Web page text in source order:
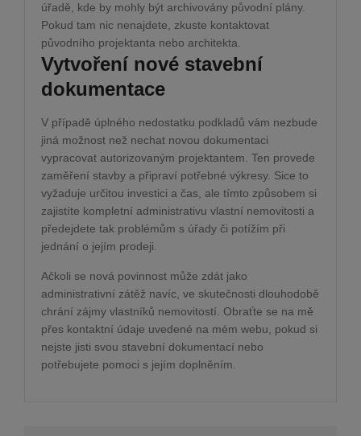
úřadě, kde by mohly být archivovány původní plány.
Pokud tam nic nenajdete, zkuste kontaktovat
původního projektanta nebo architekta.
Vytvoření nové stavební
dokumentace
V případě úplného nedostatku podkladů vám nezbude
jiná možnost než nechat novou dokumentaci
vypracovat autorizovaným projektantem. Ten provede
zaměření stavby a připraví potřebné výkresy. Sice to
vyžaduje určitou investici a čas, ale tímto způsobem si
zajistíte kompletní administrativu vlastní nemovitosti a
předejdete tak problémům s úřady či potížím při
jednání o jejím prodeji.
Ačkoli se nová povinnost může zdát jako
administrativní zátěž navíc, ve skutečnosti dlouhodobě
chrání zájmy vlastníků nemovitostí. Obraťte se na mě
přes kontaktní údaje uvedené na mém webu, pokud si
nejste jisti svou stavební dokumentací nebo
potřebujete pomoci s jejím doplněním.